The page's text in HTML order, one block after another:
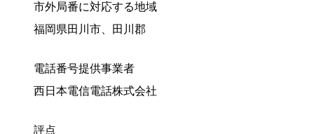
市外局番に対応する地域
福岡県田川市、田川郡
電話番号提供事業者
西日本電信電話株式会社
評点